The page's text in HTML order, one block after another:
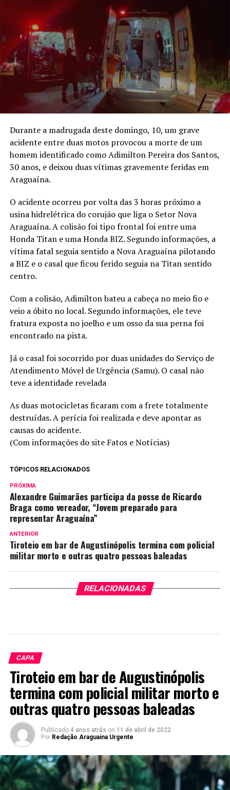
Durante a madrugada deste domingo, 10, um grave
acidente entre duas motos provocou a morte de um
homem identificado como Adimilton Pereira dos Santos,
30 anos, e deixou duas vítimas gravemente feridas em
Araguaína.
O acidente ocorreu por volta das 3 horas próximo a
usina hidrelétrica do corujão que liga o Setor Nova
Araguaína. A colisão foi tipo frontal foi entre uma
Honda Titan e uma Honda BIZ. Segundo informações, a
vítima fatal seguia sentido a Nova Araguaína pilotando
a BIZ e o casal que ficou ferido seguia na Titan sentido
centro.
Com a colisão, Adimilton bateu a cabeça no meio fio e
veio a óbito no local. Segundo informações, ele teve
fratura exposta no joelho e um osso da sua perna foi
encontrado na pista.
Já o casal foi socorrido por duas unidades do Serviço de
Atendimento Móvel de Urgência (Samu). O casal não
teve a identidade revelada
As duas motocicletas ficaram com a frete totalmente
destruídas. A perícia foi realizada e deve apontar as
causas do acidente.
(Com informações do site Fatos e Notícias)
TÓPICOS RELACIONADOS
PRÓXIMA
Alexandre Guimarães participa da posse de Ricardo
Braga como vereador, “Jovem preparado para
representar Araguaína”
ANTERIOR
Tiroteio em bar de Augustinópolis termina com policial
militar morto e outras quatro pessoas baleadas
RELACIONADAS
CAPA
Tiroteio em bar de Augustinópolis
termina com policial militar morto e
outras quatro pessoas baleadas
Publicado 4 anos atrás on 11 de abril de 2022
Por Redação Araguaina Urgente